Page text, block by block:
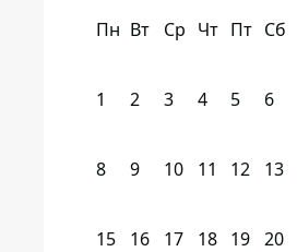
Пн Вт Ср Чт Пт Сб
1 2 3 4 5 6
8 9 10 11 12 13
15 16 17 18 19 20